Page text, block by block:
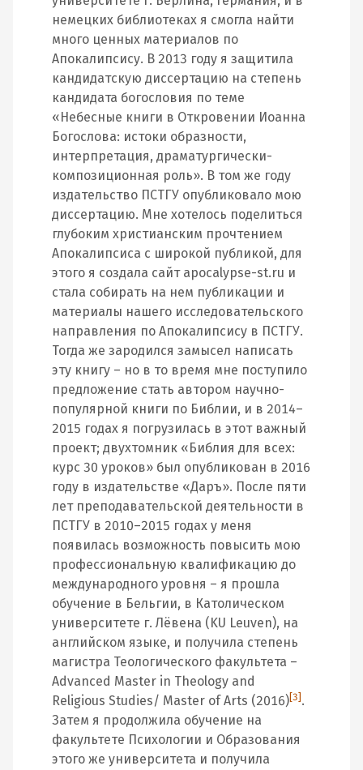
немецких библиотеках я смогла найти
много ценных материалов по
Апокалипсису. В 2013 году я защитила
кандидатскую диссертацию на степень
кандидата богословия по теме
«Небесные книги в Откровении Иоанна
Богослова: истоки образности,
интерпретация, драматургически-
композиционная роль». В том же году
издательство ПСТГУ опубликовало мою
диссертацию. Мне хотелось поделиться
глубоким христианским прочтением
Апокалипсиса с широкой публикой, для
этого я создала сайт apocalypse-st.ru и
стала собирать на нем публикации и
материалы нашего исследовательского
направления по Апокалипсису в ПСТГУ.
Тогда же зародился замысел написать
эту книгу – но в то время мне поступило
предложение стать автором научно-
популярной книги по Библии, и в 2014–
2015 годах я погрузилась в этот важный
проект; двухтомник «Библия для всех:
курс 30 уроков» был опубликован в 2016
году в издательстве «Даръ». После пяти
лет преподавательской деятельности в
ПСТГУ в 2010–2015 годах у меня
появилась возможность повысить мою
профессиональную квалификацию до
международного уровня – я прошла
обучение в Бельгии, в Католическом
университете г. Лёвена (KU Leuven), на
английском языке, и получила степень
магистра Теологического факультета –
Advanced Master in Theology and
Religious Studies/ Master of Arts (2016) [3] .
Затем я продолжила обучение на
факультете Психологии и Образования
этого же университета и получила